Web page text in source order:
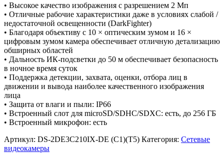
• Высокое качество изображения с разрешением 2 Мп
• Отличные рабочие характеристики даже в условиях слабой /
недостаточной освещенности (DarkFighter)
• Благодаря объективу с 10 × оптическим зумом и 16 ×
цифровым зумом камера обеспечивает отличную детализацию
обширных областей
• Дальность ИК-подсветки до 50 м обеспечивает безопасность
в ночное время суток
• Поддержка детекции, захвата, оценки, отбора лиц в
движении и вывода наиболее качественного изображения
лица
• Защита от влаги и пыли: IP66
• Встроенный слот для microSD/SDHC/SDXC: есть, до 256 ГБ
• Встроенный микрофон: есть
Артикул: DS-2DE3C210IX-DE (C1)(T5) Категория: Сетевые
видеокамеры